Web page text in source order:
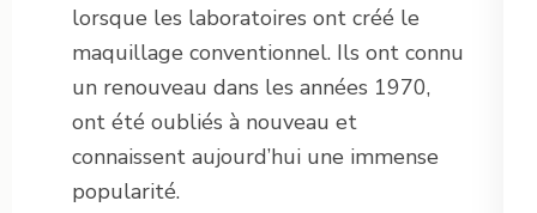
lorsque les laboratoires ont créé le
maquillage conventionnel. Ils ont connu
un renouveau dans les années 1970,
ont été oubliés à nouveau et
connaissent aujourd’hui une immense
popularité.